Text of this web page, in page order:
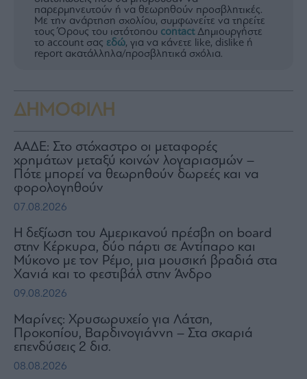
παρερμηνευτούν ή να θεωρηθούν προσβλητικές.
Με την ανάρτηση σχολίου, συμφωνείτε να τηρείτε
τους Όρους του ιστότοπου contactΔημιουργήστε
το account σας εδώ, για να κάνετε like, dislike ή
report ακατάλληλα/προσβλητικά σχόλια.
ΔΗΜΟΦΙΛΗ
ΑΑΔΕ: Στο στόχαστρο οι μεταφορές
χρημάτων μεταξύ κοινών λογαριασμών –
Πότε μπορεί να θεωρηθούν δωρεές και να
φορολογηθούν
07.08.2026
H δεξίωση του Αμερικανού πρέσβη on board
στην Κέρκυρα, δύο πάρτι σε Αντίπαρο και
Μύκονο με τον Ρέμο, μια μουσική βραδιά στα
Χανιά και το φεστιβάλ στην Άνδρο
09.08.2026
Μαρίνες: Χρυσωρυχείο για Λάτση,
Προκοπίου, Βαρδινογιάννη – Στα σκαριά
επενδύσεις 2 δισ.
08.08.2026